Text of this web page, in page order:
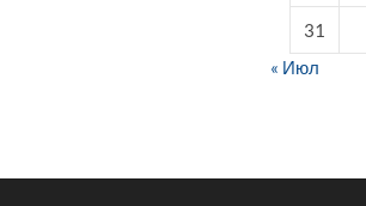
31
« Июл